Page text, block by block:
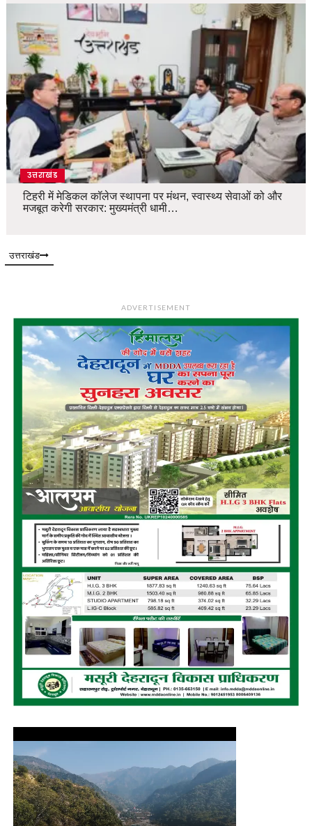
उत्तराखंड
टिहरी में मेडिकल कॉलेज स्थापना पर मंथन, स्वास्थ्य सेवाओं को और
मजबूत करेगी सरकार: मुख्यमंत्री धामी…
उत्तराखंड
ADVERTISEMENT